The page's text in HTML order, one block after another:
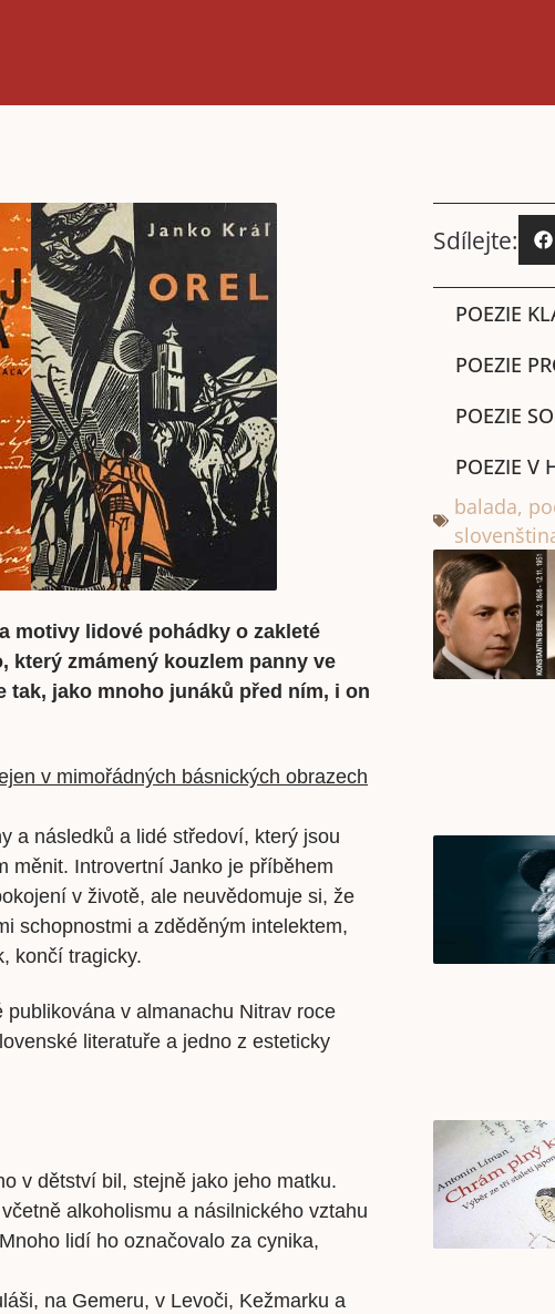
motivy lidové pohádky o zakleté
který zmámený kouzlem panny ve
tak, jako mnoho junáků před ním, i on
v mimořádných básnických obrazech
a následků a lidé středoví, který jsou
měnit. Introvertní Janko je příběhem
v životě, ale neuvědomuje si, že
schopnostmi a zděděným intelektem,
končí tragicky.
v almanachu Nitrav roce
literatuře a jedno z esteticky
v dětství bil, stejně jako jeho matku.
alkoholismu a násilnického vztahu
lidí ho označovalo za cynika,
na Gemeru, v Levoči, Kežmarku a
Sdílejte:
POEZIE
POEZIE
POEZIE
POEZIE V
balada,